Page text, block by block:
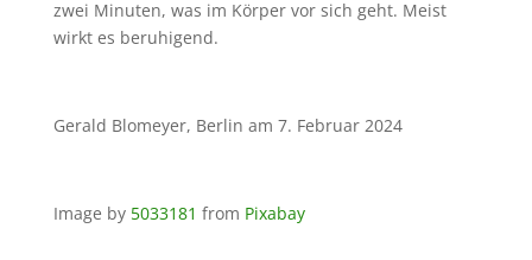
zwei Minuten, was im Körper vor sich geht. Meist
wirkt es beruhigend.
Gerald Blomeyer, Berlin am 7. Februar 2024
Image by 5033181 from Pixabay